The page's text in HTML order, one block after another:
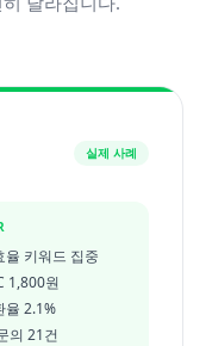
실제 사례
율 키워드 집중
1,800원
율 2.1%
의 21건